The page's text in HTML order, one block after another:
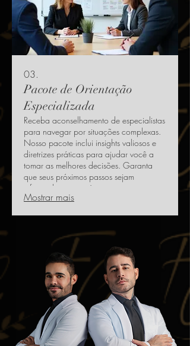
03.
Pacote de Orientação
Especializada
Receba aconselhamento de especialistas
para navegar por situações complexas.
Nosso pacote inclui insights valiosos e
diretrizes práticas para ajudar você a
tomar as melhores decisões. Garanta
que seus próximos passos sejam
informados e estratégicos.
Mostrar mais